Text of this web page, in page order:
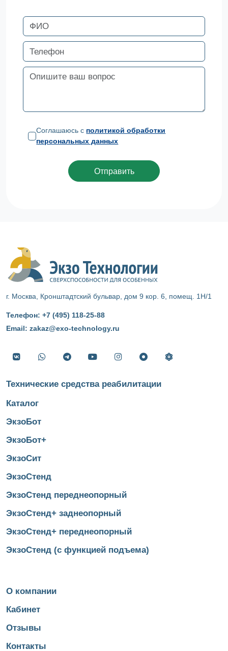
Соглашаюсь с политикой обработки
персональных данных
Отправить
г. Москва, Кронштадтский бульвар, дом 9 кор. 6, помещ. 1Н/1
Телефон: +7 (495) 118‑25‑88
Email: zakaz@exo-technology.ru
Технические средства реабилитации
Каталог
ЭкзоБот
ЭкзоБот+
ЭкзоСит
ЭкзоСтенд
ЭкзоСтенд переднеопорный
ЭкзоСтенд+ заднеопорный
ЭкзоСтенд+ переднеопорный
ЭкзоСтенд (с функцией подъема)
О компании
Кабинет
Отзывы
Контакты